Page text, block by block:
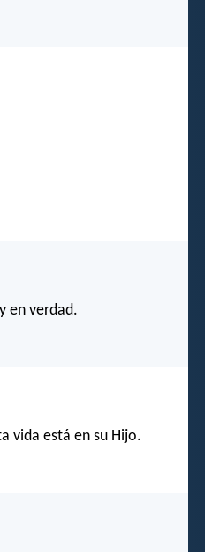
en verdad.
vida está en su Hijo.